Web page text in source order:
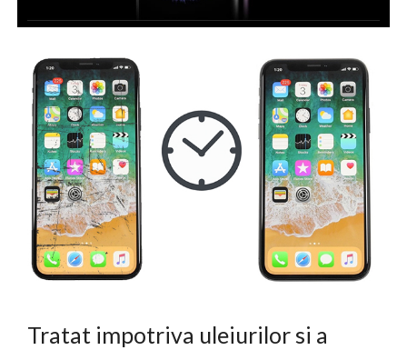
Tratat impotriva uleiurilor si a